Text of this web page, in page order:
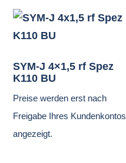
SYM-J 4×1,5 rf Spez
K110 BU
Preise werden erst nach
Freigabe Ihres Kundenkontos
angezeigt.